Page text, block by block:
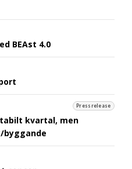
BEAst 4.0
Pressrelease
kvartal, men
byggande